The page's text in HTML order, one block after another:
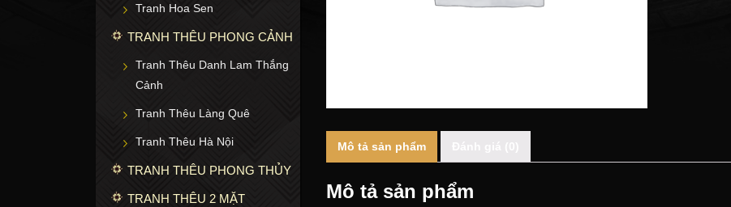
Tranh Hoa Sen
TRANH THÊU PHONG CẢNH
Tranh Thêu Danh Lam Thắng
Cảnh
Tranh Thêu Làng Quê
Tranh Thêu Hà Nội
TRANH THÊU PHONG THỦY
TRANH THÊU 2 MẶT
Mô tả sản phẩm
Mô tả sản phẩm